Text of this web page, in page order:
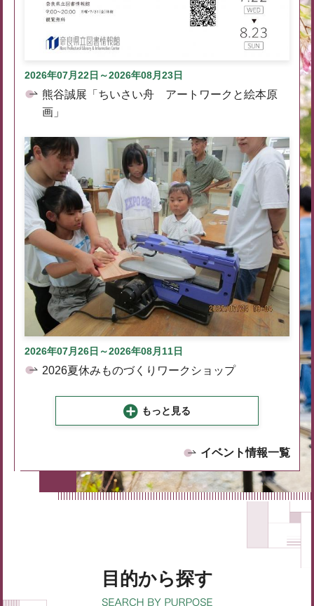
2026年07月22日～2026年08月23日
熊谷誠展「ちいさい舟 アートワークと絵本原
画」
2026年07月26日～2026年08月11日
2026夏休みものづくりワークショップ
もっと見る
イベント情報一覧
目的から探す